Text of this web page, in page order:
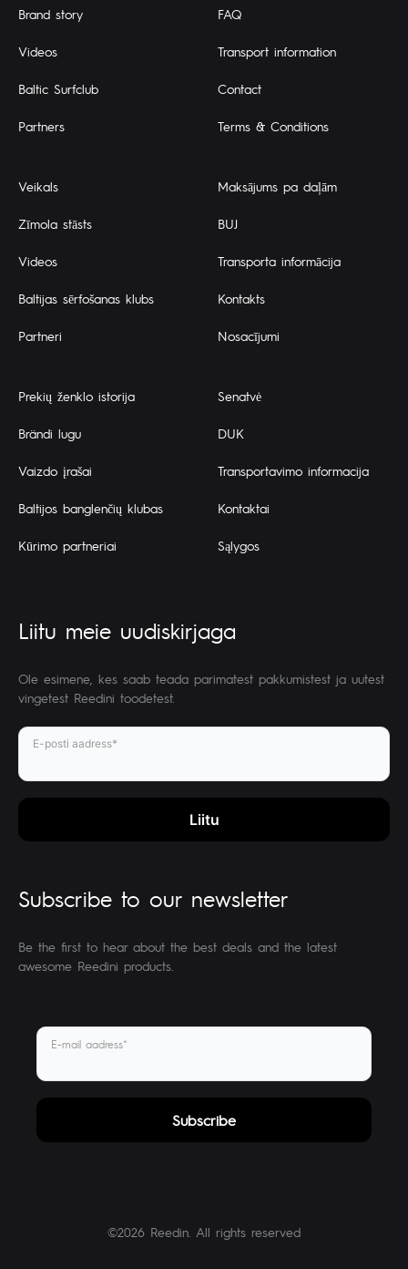
Brand story
Videos
Baltic Surfclub
Partners
Veikals
Zīmola stāsts
Videos
Baltijas sērfošanas klubs
Partneri
Prekių ženklo istorija
Brändi lugu
Vaizdo įrašai
Baltijos banglenčių klubas
Kūrimo partneriai
FAQ
Transport information
Contact
Terms & Conditions
Maksājums pa daļām
BUJ
Transporta informācija
Kontakts
Nosacījumi
Senatvė
DUK
Transportavimo informacija
Kontaktai
Sąlygos
Liitu meie uudiskirjaga
Ole esimene, kes saab teada parimatest pakkumistest ja uutest
vingetest Reedini toodetest.
E-posti aadress*
Subscribe to our newsletter
Be the first to hear about the best deals and the latest
awesome Reedini products.
E-mail aadress*
©2026 Reedin. All rights reserved